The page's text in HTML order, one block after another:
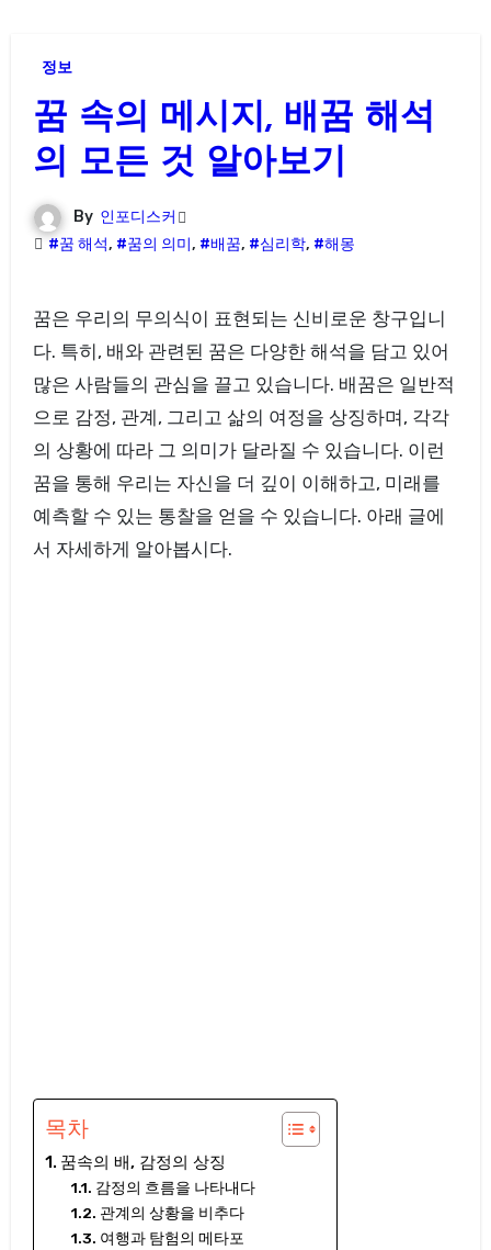
정보
꿈 속의 메시지, 배꿈 해석
의 모든 것 알아보기
By 인포디스커
#꿈 해석, #꿈의 의미, #배꿈, #심리학, #해몽
꿈은 우리의 무의식이 표현되는 신비로운 창구입니
다. 특히, 배와 관련된 꿈은 다양한 해석을 담고 있어
많은 사람들의 관심을 끌고 있습니다. 배꿈은 일반적
으로 감정, 관계, 그리고 삶의 여정을 상징하며, 각각
의 상황에 따라 그 의미가 달라질 수 있습니다. 이런
꿈을 통해 우리는 자신을 더 깊이 이해하고, 미래를
예측할 수 있는 통찰을 얻을 수 있습니다. 아래 글에
서 자세하게 알아봅시다.
목차
꿈속의 배, 감정의 상징
감정의 흐름을 나타내다
관계의 상황을 비추다
여행과 탐험의 메타포